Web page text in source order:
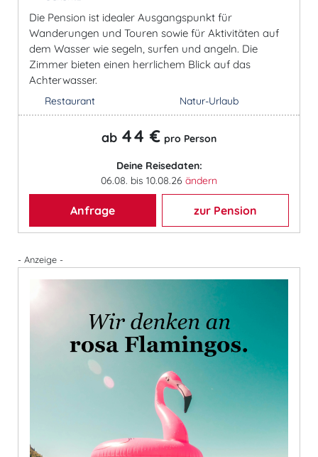
Die Pension ist idealer Ausgangspunkt für
Wanderungen und Touren sowie für Aktivitäten auf
dem Wasser wie segeln, surfen und angeln. Die
Zimmer bieten einen herrlichem Blick auf das
Achterwasser.
Restaurant Natur-Urlaub
ab 44 € pro Person
Deine Reisedaten:
06.08. bis 10.08.26 ändern
Anfrage zur Pension
- Anzeige -